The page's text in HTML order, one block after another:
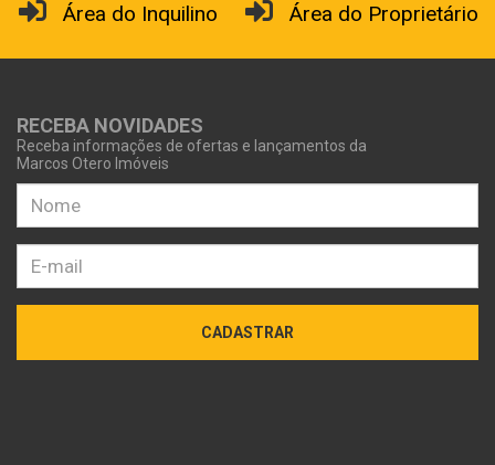
Área do Inquilino Área do Proprietário
RECEBA NOVIDADES
Receba informações de ofertas e lançamentos da
Marcos Otero Imóveis
CADASTRAR